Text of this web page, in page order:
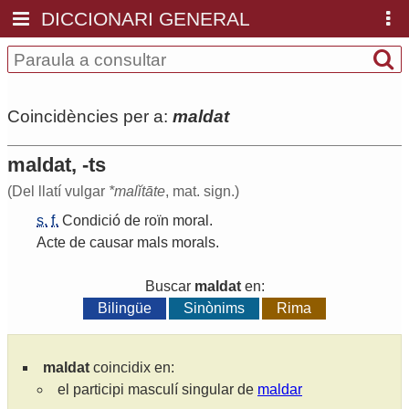
DICCIONARI GENERAL
Coincidències per a: maldat
maldat, -ts
(Del llatí vulgar *malĭtāte, mat. sign.)
s. f. Condició de roïn moral .
Acte de causar mals morals.
Buscar maldaten:
Bilingüe
Sinònims Rima
maldat coincidix en:
el participi masculí singular de maldar